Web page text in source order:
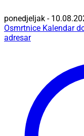
ponedjeljak -
Osmrtnice Kalendar
adresar